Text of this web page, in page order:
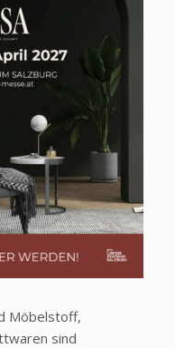
Möbelstoff,
sind